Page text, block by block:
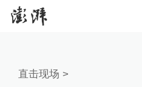
直击现场 >